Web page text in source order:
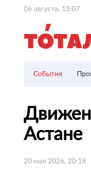
06 августа, 13:07
События
Астане
20 мая 2026, 20:18